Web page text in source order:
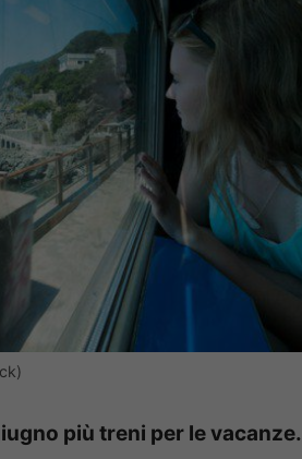
più treni per le vacanze.